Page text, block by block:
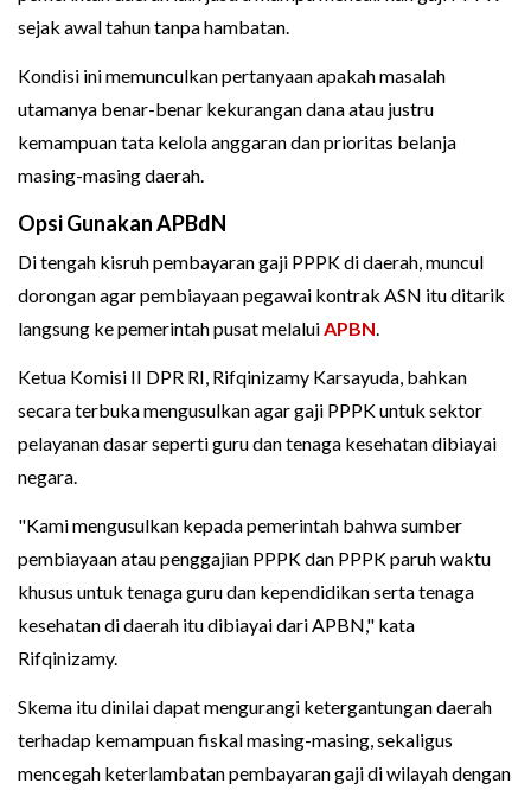
sejak awal tahun tanpa hambatan.
Kondisi ini memunculkan pertanyaan apakah masalah
utamanya benar-benar kekurangan dana atau justru
kemampuan tata kelola anggaran dan prioritas belanja
masing-masing daerah.
Opsi Gunakan APBdN
Di tengah kisruh pembayaran gaji PPPK di daerah, muncul
dorongan agar pembiayaan pegawai kontrak ASN itu ditarik
langsung ke pemerintah pusat melaluiAPBN.
Ketua Komisi II DPR RI, Rifqinizamy Karsayuda, bahkan
secara terbuka mengusulkan agar gaji PPPK untuk sektor
pelayanan dasar seperti guru dan tenaga kesehatan dibiayai
negara.
"Kami mengusulkan kepada pemerintah bahwa sumber
pembiayaan atau penggajian PPPK dan PPPK paruh waktu
khusus untuk tenaga guru dan kependidikan serta tenaga
kesehatan di daerah itu dibiayai dari APBN," kata
Rifqinizamy.
Skema itu dinilai dapat mengurangi ketergantungan daerah
terhadap kemampuan fiskal masing-masing, sekaligus
mencegah keterlambatan pembayaran gaji di wilayah dengan